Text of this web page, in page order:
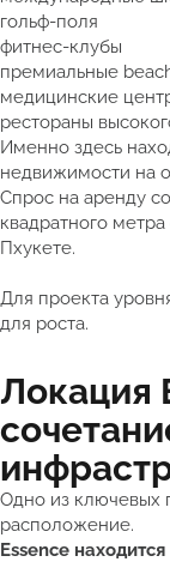
гольф-поля
фитнес-клубы
премиальные
медицинские
рестораны
Именно здесь
недвижимости на
Спрос на аренду
квадратного
Пхукете.
Для проекта
для роста.
Локация
Одно из ключевых
расположение.
Essence